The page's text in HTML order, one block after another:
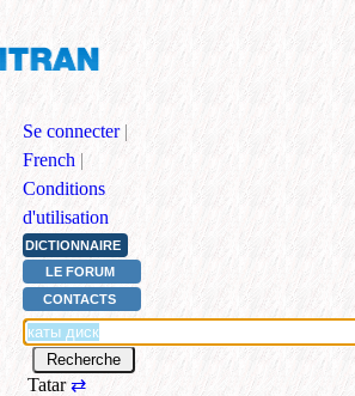
Se connecter |
French |
Conditions
d'utilisation
DICTIONNAIRE
LE FORUM
CONTACTS
Tatar⇄